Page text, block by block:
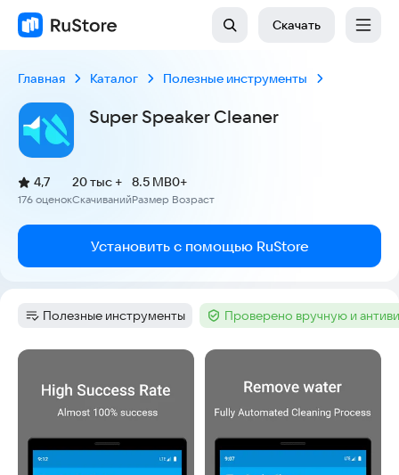
Скачать
Главная Каталог Полезные инструменты
Super Speaker Cleaner
Рейтинг:
4,7
(
176 оценок
)
Скачиваний
20 тыс +
Размер
8.5 MB
Возраст
0+
Установить с помощью RuStore
Категория:
Полезные инструменты Тег :Проверено вручную и
Скриншоты